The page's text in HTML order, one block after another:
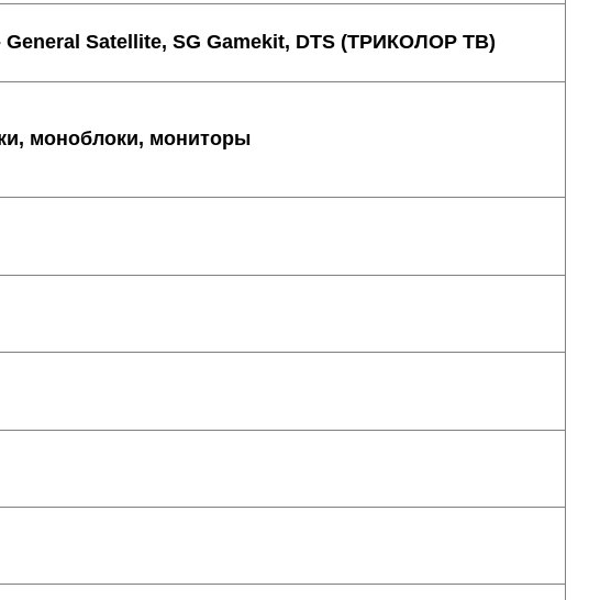
General Satellite, SG Gamekit, DTS (ТРИКОЛОР ТВ)
моноблоки, мониторы